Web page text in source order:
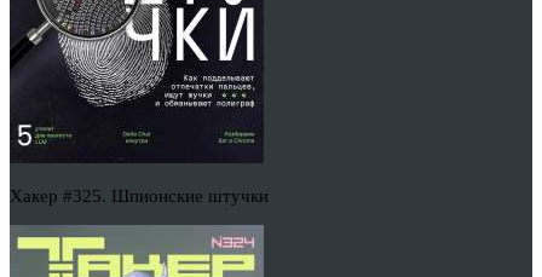
Хакер #325. Шпионские штучки